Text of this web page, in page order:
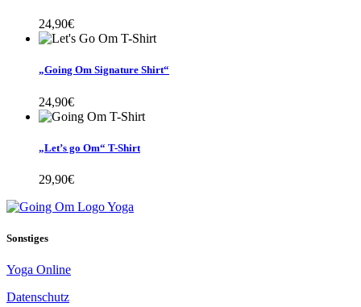
24,90€
„Going Om Signature Shirt“
24,90€
„Let’s go Om“ T-Shirt
29,90€
Sonstiges
Yoga Online
Datenschutz